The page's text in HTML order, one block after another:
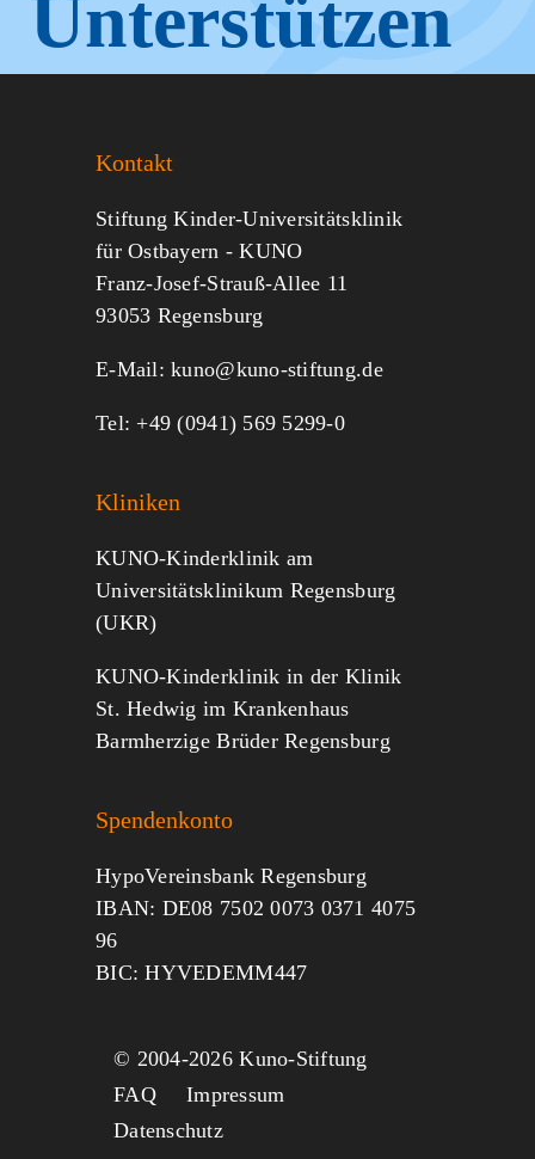
Unterstützen
Jeder kann helfen.
MITMACHEN SPENDEN
Kontakt
Stiftung Kinder-Universitätsklinik
für Ostbayern - KUNO
Franz-Josef-Strauß-Allee 11
93053 Regensburg
E-Mail:kuno@kuno-stiftung.de
Tel: +49 (0941) 569 5299-0
Kliniken
KUNO-Kinderklinik am
Universitätsklinikum Regensburg
(UKR)
KUNO-Kinderklinik in der Klinik
St. Hedwig im Krankenhaus
Barmherzige Brüder Regensburg
Spendenkonto
HypoVereinsbank Regensburg
IBAN: DE08 7502 0073 0371 4075
96
BIC: HYVEDEMM447
© 2004-2026 Kuno-Stiftung
FAQ
Impressum
Datenschutz